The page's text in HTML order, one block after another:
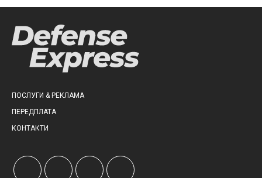
ПОСЛУГИ & РЕКЛАМА
ПЕРЕДПЛАТА
КОНТАКТИ